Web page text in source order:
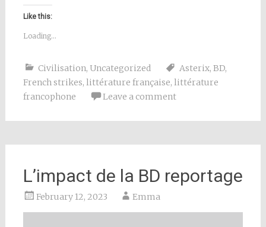
Like this:
Loading...
Civilisation, Uncategorized Asterix, BD,
French strikes, littérature française, littérature
francophone
Leave a comment
L’impact de la BD reportage
February 12, 2023 Emma